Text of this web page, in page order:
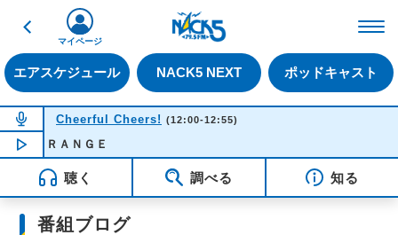
戻る
エアスケジュール NACK5 NEXT ポッドキャスト
マイページ
NOW ON AIR
Cheerful Cheers! (12:00-12:55)
NOW PLAYING
ＮＧＥ
聴く 調べる 知る
番組ブログ